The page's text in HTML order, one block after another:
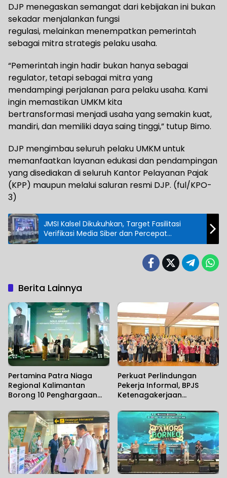
DJP menegaskan semangat dari kebijakan ini bukan
sekadar menjalankan fungsi
regulasi, melainkan menempatkan pemerintah
sebagai mitra strategis pelaku usaha.
“Pemerintah ingin hadir bukan hanya sebagai
regulator, tetapi sebagai mitra yang
mendampingi perjalanan para pelaku usaha. Kami
ingin memastikan UMKM kita
bertransformasi menjadi usaha yang semakin kuat,
mandiri, dan memiliki daya saing tinggi,” tutup Bimo.
DJP mengimbau seluruh pelaku UMKM untuk
memanfaatkan layanan edukasi dan pendampingan
yang disediakan di seluruh Kantor Pelayanan Pajak
(KPP) maupun melalui saluran resmi DJP. (ful/KPO-
3)
JMSI Kalsel Dikukuhkan, Target Fasilitasi
Verifikasi Media Siber dan Percepat
Digitalisasi
Berita Lainnya
Pertamina Patra Niaga
Regional Kalimantan
Borong 10 Penghargaan
Perkuat Perlindungan
Pekerja Informal, BPJS
Ketenagakerjaan
Sosialisasi Bersama
Anggota Komisi IX DPR RI